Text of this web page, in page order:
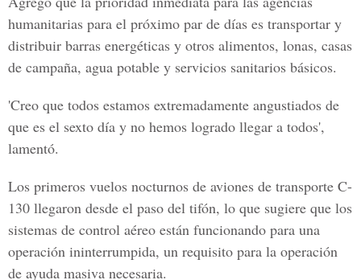
humanitarias para el próximo par de días es transportar y
distribuir barras energéticas y otros alimentos, lonas, casas
de campaña, agua potable y servicios sanitarios básicos.
'Creo que todos estamos extremadamente angustiados de
que es el sexto día y no hemos logrado llegar a todos',
lamentó.
Los primeros vuelos nocturnos de aviones de transporte C-
130 llegaron desde el paso del tifón, lo que sugiere que los
sistemas de control aéreo están funcionando para una
operación ininterrumpida, un requisito para la operación
de ayuda masiva necesaria.